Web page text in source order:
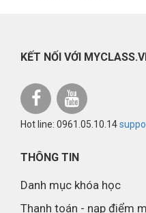
KẾT NỐI VỚI
Hot line: 0961.05.10.14
THÔNG TIN
Danh mục khóa học
Thanh toán - nạp điểm